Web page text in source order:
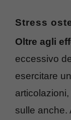
Stress
Oltre agli
eccessivo
esercitare
sulle anche.